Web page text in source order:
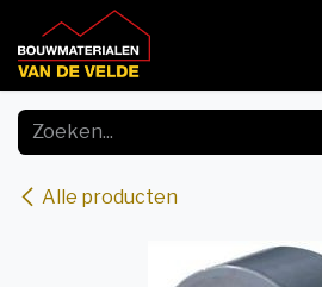
Overslaan naar inhoud
Alle producten